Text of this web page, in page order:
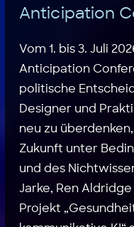
Anticipation
Vom 1. bis 3. Juli
Anticipation
politische
Designer und
neu zu
Zukunft unter
und des
Jarke, Ren
Projekt